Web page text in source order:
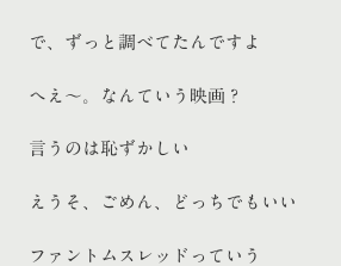
で、ずっと調べてたんですよ
へえ〜。なんていう映画？
言うのは恥ずかしい
えうそ、ごめん、どっちでもいい
ファントムスレッドっていう